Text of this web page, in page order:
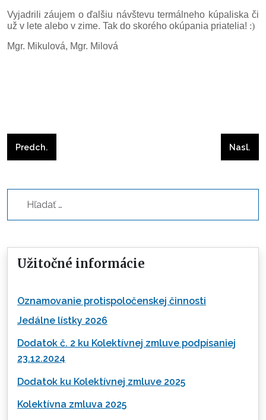
Vyjadrili záujem o ďalšiu návštevu termálneho kúpaliska či
už v lete alebo v zime. Tak do skorého okúpania priatelia! :)
Mgr. Mikulová, Mgr. Milová
Predchádzajúci článok: Veľký Meder
Predch. Nasl.
Užitočné informácie
Oznamovanie protispoločenskej činnosti
Jedálne lístky 2026
Dodatok č. 2 ku Kolektívnej zmluve podpísaniej
23.12.2024
Dodatok ku Kolektívnej zmluve 2025
Kolektívna zmluva 2025